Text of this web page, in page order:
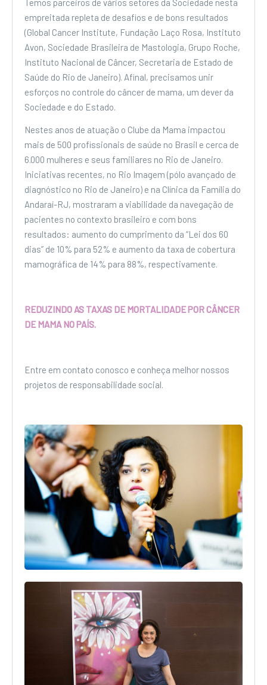
Temos parceiros de vários setores da Sociedade nesta
empreitada repleta de desafios e de bons resultados
(Global Cancer Institute, Fundação Laço Rosa, Instituto
Avon, Sociedade Brasileira de Mastologia, Grupo Roche,
Instituto Nacional de Câncer, Secretaria de Estado de
Saúde do Rio de Janeiro). Afinal, precisamos unir
esforços no controle do câncer de mama, um dever da
Sociedade e do Estado.
Nestes anos de atuação o Clube da Mama impactou
mais de 500 profissionais de saúde no Brasil e cerca de
6.000 mulheres e seus familiares no Rio de Janeiro.
Iniciativas recentes, no Rio Imagem (pólo avançado de
diagnóstico no Rio de Janeiro) e na Clínica da Família do
Andaraí-RJ, mostraram a viabilidade da navegação de
pacientes no contexto brasileiro e com bons
resultados: aumento do cumprimento da “Lei dos 60
dias” de 10% para 52% e aumento da taxa de cobertura
mamográfica de 14% para 88%, respectivamente.
REDUZINDO AS TAXAS DE MORTALIDADE POR CÂNCER
DE MAMA NO PAÍS.
Entre em contato conosco e conheça melhor nossos
projetos de responsabilidade social.